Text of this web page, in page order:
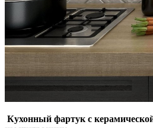
Кухонный фартук с